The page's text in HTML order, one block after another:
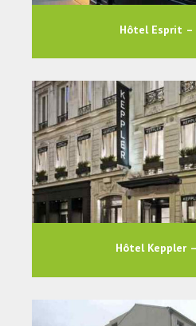
Hôtel Esprit –
Hôtel Keppler